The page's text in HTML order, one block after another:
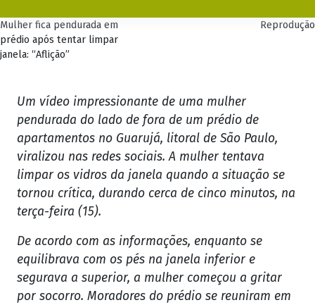
Mulher fica pendurada em
prédio após tentar limpar
janela: “Aflição”
Reprodução
Um vídeo impressionante de uma mulher
pendurada do lado de fora de um prédio de
apartamentos no Guarujá, litoral de São Paulo,
viralizou nas redes sociais. A mulher tentava
limpar os vidros da janela quando a situação se
tornou crítica, durando cerca de cinco minutos, na
terça-feira (15).
De acordo com as informações, enquanto se
equilibrava com os pés na janela inferior e
segurava a superior, a mulher começou a gritar
por socorro. Moradores do prédio se reuniram em